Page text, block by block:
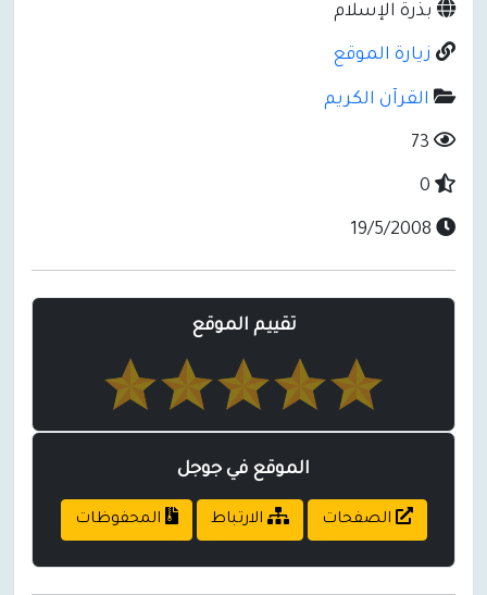
بذرة الإسلام
زيارة الموقع
القرآن الكريم
تقييم الموقع
الموقع في جوجل
الصفحات الارتباط المحفوظات